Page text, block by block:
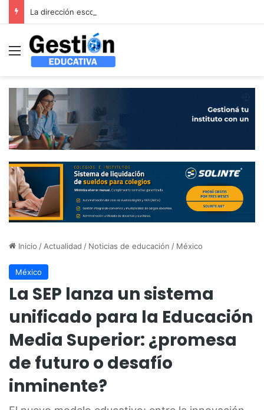
Menú
Inicio / Actualidad / Noticias de educación / México
México
La SEP lanza un sistema
unificado para la Educación
Media Superior: ¿promesa
de futuro o desafío
inminente?